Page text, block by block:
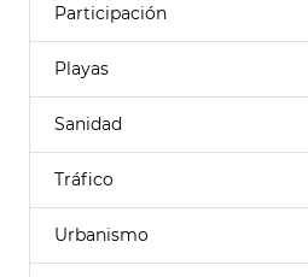
Participación
Playas
Sanidad
Tráfico
Urbanismo